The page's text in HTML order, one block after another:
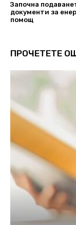
Започна
документи за
помощ
ПРОЧЕТЕТЕ